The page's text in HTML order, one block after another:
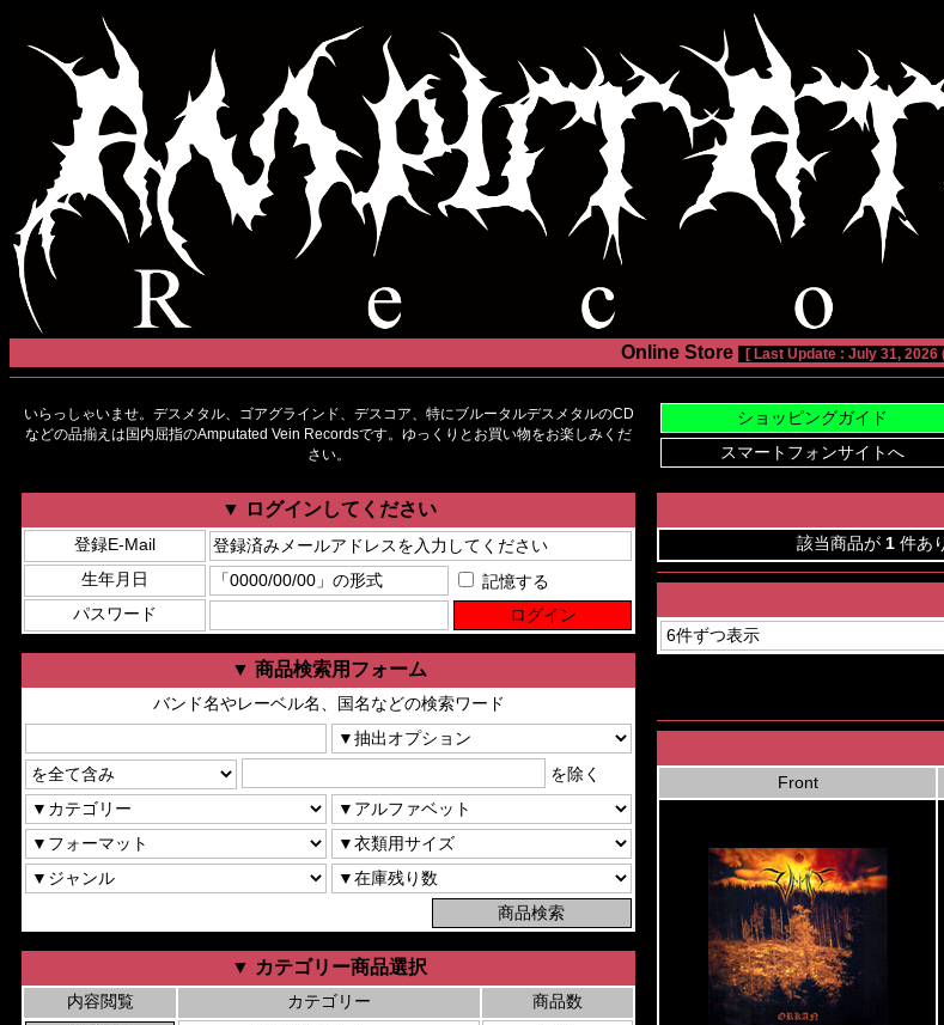
Online Store [ Last Update : July 31, 2026
いらっしゃいませ。デスメタル、ゴアグラインド、デスコア、特にブルータルデスメタルのCD
などの品揃えは国内屈指のAmputated Vein Recordsです。ゆっくりとお買い物をお楽しみくだ
さい。
▼ ログインしてください
登録E-Mail
生年月日
記憶する
パスワード
▼ 商品検索用フォーム
バンド名やレーベル名、国名などの検索ワード
を除く
▼ カテゴリー商品選択
内容閲覧 カテゴリー
商品数
該当商品が 1 件あ
Front